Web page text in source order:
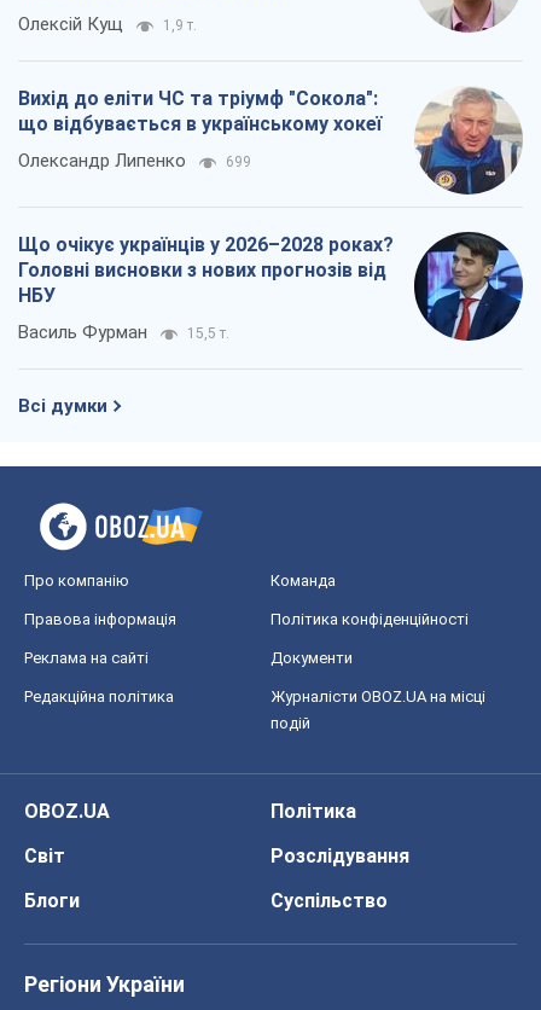
Олексій Кущ 1,9 т.
Вихід до еліти ЧС та тріумф "Сокола":
що відбувається в українському хокеї
Олександр Липенко 699
Що очікує українців у 2026–2028 роках?
Головні висновки з нових прогнозів від
НБУ
Василь Фурман 15,5 т.
Всі думки
Про компанію Команда
Правова інформація Політика конфіденційності
Реклама на сайті Документи
Редакційна політика
Журналісти OBOZ.UA на місці
подій
OBOZ.UA
Політика
Світ
Розслідування
Блоги
Суспільство
Регіони України